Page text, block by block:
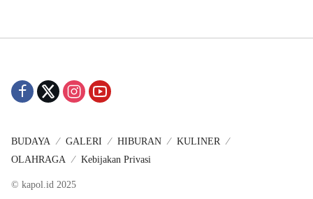
BUDAYA GALERI HIBURAN
KULINER
OLAHRAGA
Kebijakan Privasi
© kapol.id 2025